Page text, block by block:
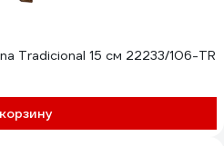
Tradicional 15 см 22233/106-TR